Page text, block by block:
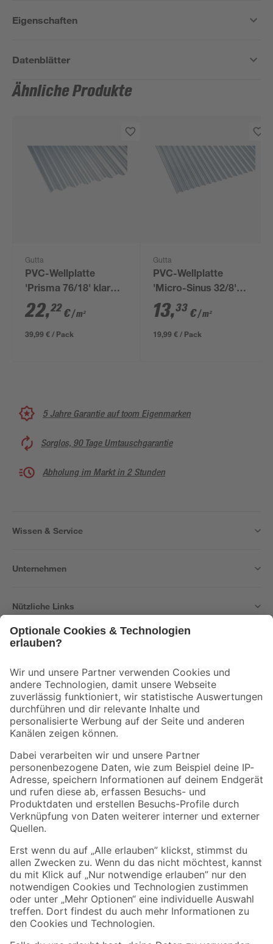
Eigenschaften
Datenblätter
Ähnliche Produkte
Gutta
PVC-Wellplatte
'Prisma 76/18' klar
200 x 90 x 0,25 cm
22,22€/ m²
39,99 € / Pack
Gutta
PVC-Wellplatte
'Micro-Sinus 32/8'
klar 200 x 75 x 0,07
cm
13,33 €/ m²
19,99 € / Pack
5 Jahre Garantie auf toom Eigenmarken
Sorglos, 90 Tage Umtauschgarantie
Abholung im Markt in 2 Stunden
Wissen & Service
Unternehmen
Nützliche Links
Der toom Newsletter: Keine Angebote und Aktionen mehr verpassen!
Zur Newsletter Anmeldung
Folge uns
Zahlungsarten Versandarten
Sicher einkaufen
Jetzt die toom-App herunterladen